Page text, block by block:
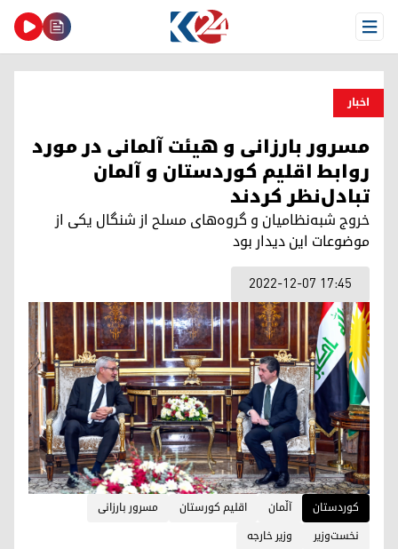
Open Menu
اخبار
مسرور بارزانی و هیئت آلمانی در مورد
روابط اقلیم کوردستان و آلمان
تبادل‌نظر کردند
خروج شبه‌نظامیان و گروه‌های مسلح از شنگال یکی از
موضوعات این دیدار بود
2022-12-07 17:45
کوردستان آڵمان اقلیم کورستان
مسرور بارزانی
نخست‌وزیر
وزیر خارجه